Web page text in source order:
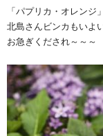
「パプリカ・オレンジ」
北島さんビンカもいよ
お急ぎくだされ～～～